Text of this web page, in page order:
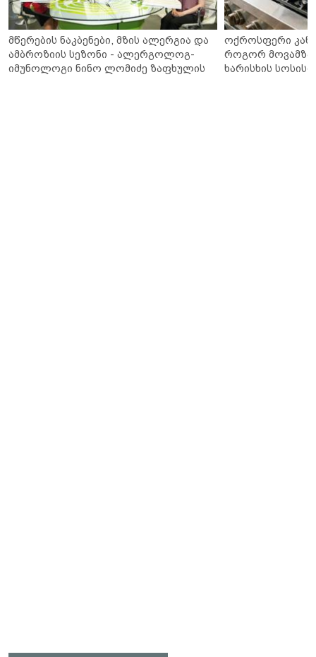
მწერების ნაკბენები, მზის ალერგია და
ამბროზიის სეზონი - ალერგოლოგ-
იმუნოლოგი ნინო ლომიძე ზაფხულის
ოქროსფერი კანი
როგორ
ხარისხის სოსისი